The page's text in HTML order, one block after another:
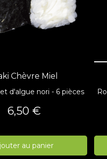
Chèvre Miel
d'algue nori - 6 pièces
Prix
6,50 €
au panier